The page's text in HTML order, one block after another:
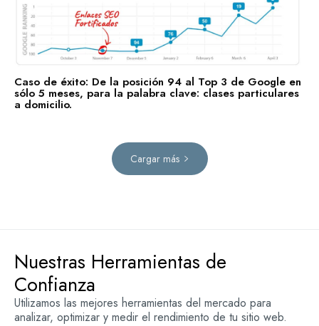
Caso de éxito: De la posición 94 al Top 3 de Google en
sólo 5 meses, para la palabra clave: clases particulares
a domicilio.
Cargar más
Nuestras Herramientas de
Confianza
Utilizamos las mejores herramientas del mercado para
analizar, optimizar y medir el rendimiento de tu sitio web.